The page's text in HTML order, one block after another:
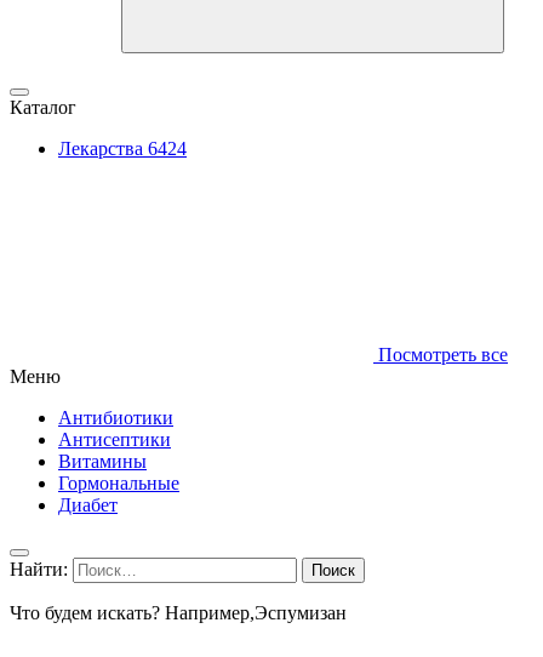
Каталог
Лекарства 6424
Посмотреть все
Меню
Антибиотики
Антисептики
Витамины
Гормональные
Диабет
Найти:
Что будем искать? Например,Эспумизан